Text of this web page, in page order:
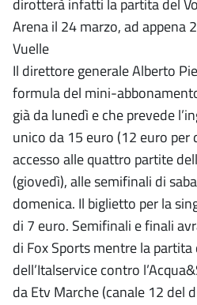
Arena il 24 marzo, ad appena
Vuelle
Il direttore generale Alberto
formula del mini-
già da lunedì e che prevede
unico da 15 euro (12 euro per
accesso alle quattro partite
(giovedì), alle semifinali di
domenica. Il biglietto per la
di 7 euro. Semifinali e finali
di Fox Sports mentre la
dell’Italservice contro
da Etv Marche (canale 12 del